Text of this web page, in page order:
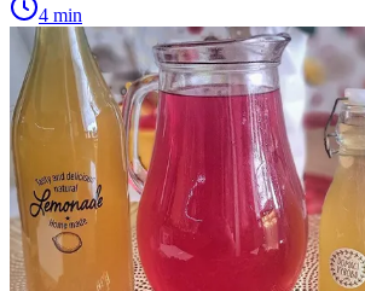
4 min